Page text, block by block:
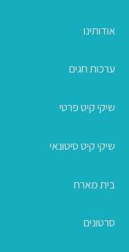
אודותינו
ערכות חגים
שיקי קיט פרטי
שיקי קיט סיטונאי
בית מארח
סרטונים